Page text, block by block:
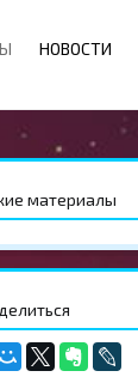
НОВОСТИ
материалы